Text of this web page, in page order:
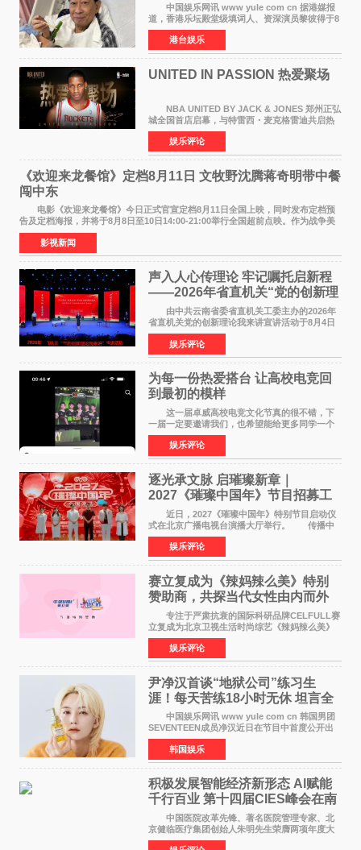
中国娱乐网讯 www yule com cn 据港媒报
道，香港乐坛殿堂级填词人、资深演员黎彼得于8
月5日上午因病离世，终年76岁。好友钟志光透
露，黎彼得今年3月中风后便卧床休养，身体机能
持续衰退，最
港台娱乐
UNITED IN PASSION 热爱聚场
NBA UNITED BY JACK & JONES 郑州正弘
城全国首店启幕，与特雷西・麦克格雷迪共启热
爱 2026 年7 月21 日，
NBAUNITEDBYJACK&JONES 全国首店，于郑
州正弘城正式启幕。NBA 传奇球星
娱乐评论
《欢迎来龙餐馆》定档8月11日 文牧野沈腾蒋奇明带中餐
闯中东
电影《欢迎来龙餐馆》今日正式官宣定档8月11日全国上映，同时发布定档预
告及定档海报，并将于8月8日至10日14:00-21:00举行全国超前点映。作为战争美
食大片，影片讲述的是中国厨师徐福（沈腾
影视新闻
声入人心传理论 牢记嘱托启新程
——2026年省直机关“党的创新理
论我来讲”宣讲活动圆满落幕
由中共云南省委省直机关工委主办的2026年
省直机关党的创新理论我来讲宣讲活动于8月4日
至5日在昆明举办。活动以 "牢记嘱托 感恩奋进
开创云南发展新局面 "为主题，坚持以新时代中国
特色社会主义
娱乐评论
为每一份热爱搭台 让高校电竞回
到最初的模样
这一届卓威高校电竞文化节真的很不错，下
一届一定要邀请我们，也希望能给更多同学一个
来到现场的机会。 2026卓威高校电竞文化节
已经落下帷幕，在活动结束后，仍有不少高校电
竞社负责人和现
娱乐评论
逐光承文脉 启璀璨新章｜
2027《璀璨中国年》节目招募工
作圆满启动
近日，2027《璀璨中国年》特别节目启动仪
式在北京广播电视台演播大厅举行。 传播中
华优秀传统文化，弘扬纯正国风艺术，打造高规
格、高质感、正能量的文艺盛典，是璀璨中国年
矢志不渝的初心
娱乐评论
赛立复成为《辣妈辣么美》特别
赞助商，共探当代女性由内而外
活力美
专注于严肃抗衰的国际科研品牌CELFULL赛
立复成为北京卫视生活时尚综艺《辣妈辣么美》
的特别赞助商,明星辣妈袁咏仪倾情参与，向广大
都市女性传递健康生活新主张，寄语当代女性在
家庭与自我之间
娱乐评论
尹净汉首谈“地狱公司”练习生
涯！每天苦练18小时无休 坦言全
靠成员撑过来
中国娱乐网讯 www yule com cn 韩国男团
SEVENTEEN成员净汉近日在节目中首度公开出
道前的残酷练习生经历，并提及经纪公司Pledis
娱乐，引发广泛关注。 在8月2日播出的日本
TBS综艺节目《周
韩国娱乐
积极发展智能经济新形态 Al赋能
千行百业 第十四届CIES峰会在南
京盛大召开
中国医院改革先锋、著名医院管理专家、北
京健临医疗集团创始人朱明先生荣膺两项年度大
奖 2026年7月31日，盛夏金陵，长江之畔，